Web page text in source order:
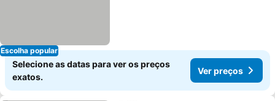
Escolha popular
Selecione as datas para ver os preços
exatos.
Ver preços